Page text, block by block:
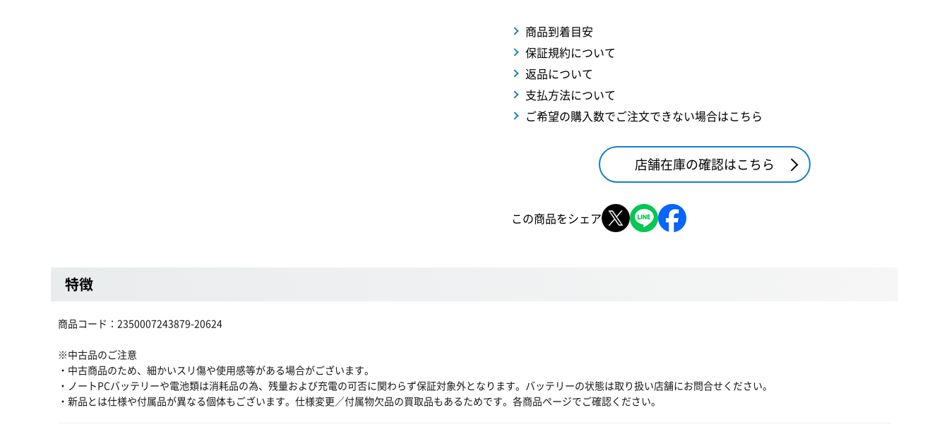
商品到着目安
保証規約について
返品について
支払方法について
ご希望の購入数でご注文できない場合はこちら
店舗在庫の確認はこちら
この商品をシェア
特徴
商品コード：2350007243879-20624
※中古品のご注意
・中古商品のため、細かいスリ傷や使用感等がある場合がございます。
・ノートPCバッテリーや電池類は消耗品の為、残量および充電の可否に関わらず保証対象外となります。バッテリーの状態は取り扱い店舗にお問合せください。
・新品とは仕様や付属品が異なる個体もございます。仕様変更／付属物欠品の買取品もあるためです。各商品ページでご確認ください。